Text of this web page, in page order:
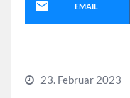
EMAIL
23. Februar 2023